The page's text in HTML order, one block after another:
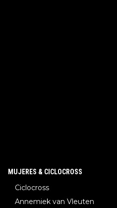
MUJERES & CICLOCROSS
Ciclocross
Annemiek van Vleuten